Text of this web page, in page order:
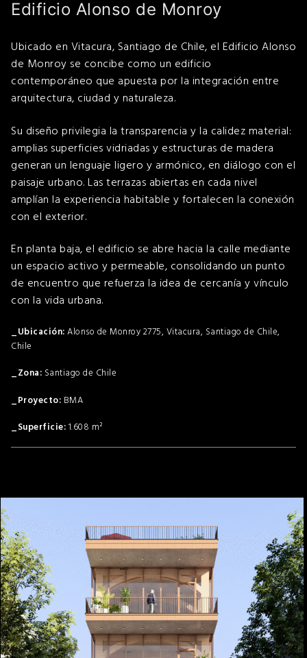
Edificio Alonso de Monroy
Ubicado en Vitacura, Santiago de Chile, el Edificio Alonso
de Monroy se concibe como un edificio
contemporáneo que apuesta por la integración entre
arquitectura, ciudad y naturaleza.
Su diseño privilegia la transparencia y la calidez material:
amplias superficies vidriadas y estructuras de madera
generan un lenguaje ligero y armónico, en diálogo con el
paisaje urbano. Las terrazas abiertas en cada nivel
amplían la experiencia habitable y fortalecen la conexión
con el exterior.
En planta baja, el edificio se abre hacia la calle mediante
un espacio activo y permeable, consolidando un punto
de encuentro que refuerza la idea de cercanía y vínculo
con la vida urbana.
Alonso de Monroy 2775, Vitacura, Santiago de Chile,
Chile
Santiago de Chile
BMA
1.608